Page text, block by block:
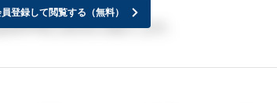
月中旬と言われた気がします。
登録して閲覧する（無料）